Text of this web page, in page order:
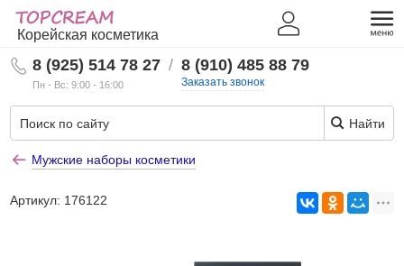
Корейская косметика
8 (925) 514 78 27
Пн - Вс: 9:00 - 16:00
/ 8 (910) 485 88 79
Заказать звонок
Найти
Мужские наборы косметики
Артикул: 176122